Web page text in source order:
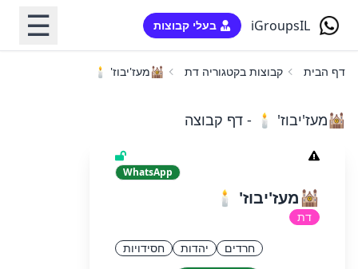
iGroupsIL בעלי קבוצות ☰
דף הבית קבוצות בקטגוריה דת 🕍מעז'יבוז' 🕯️
🕍מעז'יבוז' 🕯️ - דף קבוצה
WhatsApp
🕍מעז'יבוז' 🕯️
דת
חרדים יהדות חסידויות